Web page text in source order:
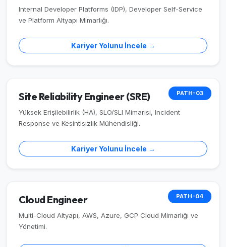
Internal Developer Platforms (IDP), Developer Self-Service
ve Platform Altyapı Mimarlığı.
Kariyer Yolunu İncele →
PATH-03
Site Reliability Engineer (SRE)
Yüksek Erişilebilirlik (HA), SLO/SLI Mimarisi, Incident
Response ve Kesintisizlik Mühendisliği.
Kariyer Yolunu İncele →
PATH-04
Cloud Engineer
Multi-Cloud Altyapı, AWS, Azure, GCP Cloud Mimarlığı ve
Yönetimi.